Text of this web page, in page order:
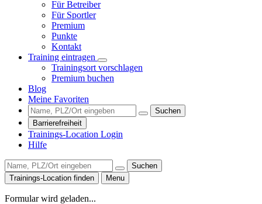
Für Betreiber
Für Sportler
Premium
Punkte
Kontakt
Training eintragen
Trainingsort vorschlagen
Premium buchen
Blog
Meine Favoriten
Suchen
Barrierefreiheit
Trainings-Location Login
Hilfe
Suchen
Trainings-Location finden
Menu
Formular wird geladen...